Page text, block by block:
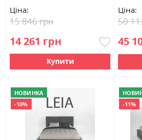
Ціна:
14 261 грн
15 846 грн
Купити
Ціна:
45
50
НОВИНКА
-10%
-11%